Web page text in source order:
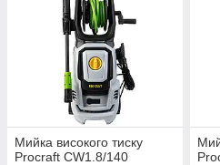
Мийка високого тиску
Procraft CW1.8/140